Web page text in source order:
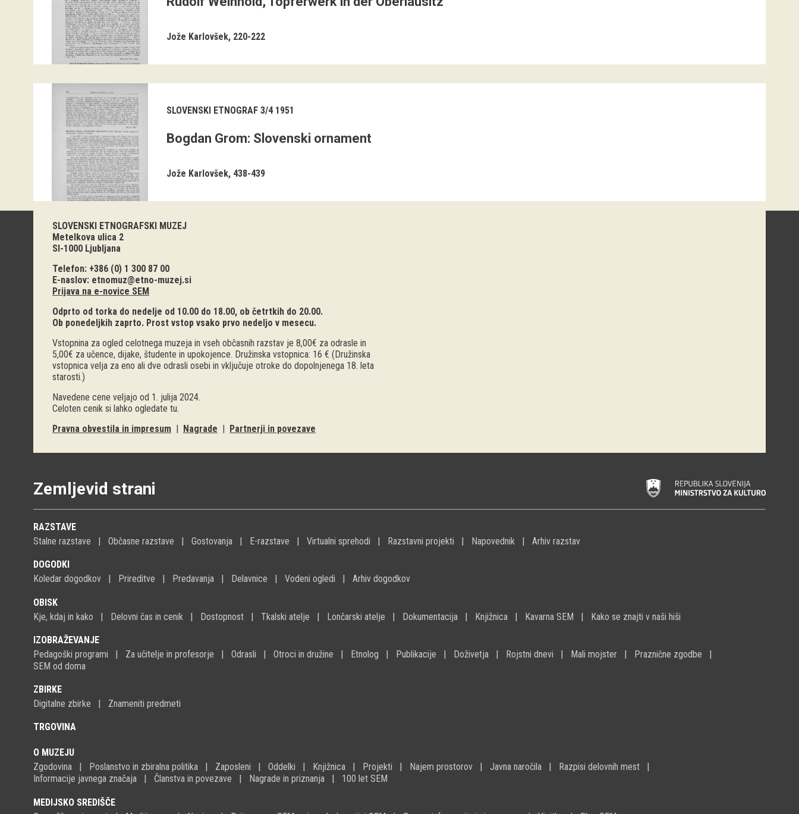
Jože Karlovšek 220-222
SLOVENSKI ETNOGRAF 3/4 1951
Bogdan Grom: Slovenski ornament
Jože Karlovšek 438-439
SLOVENSKI ETNOGRAFSKI MUZEJ
Metelkova ulica 2
SI-1000 Ljubljana
Telefon: +386 (0) 1 300 87 00
E-naslov: etnomuz@etno-muzej.si
Prijava na e-novice SEM
Odprto od torka do nedelje od 10.00 do 18.00, ob četrtkih do 20.00.
Ob ponedeljkih zaprto. Prost vstop vsako prvo nedeljo v mesecu.
Vstopnina za ogled celotnega muzeja in vseh občasnih razstav je 8,00€ za odrasle in
5,00€ za učence, dijake, študente in upokojence. Družinska vstopnica: 16 € (Družinska
vstopnica velja za eno ali dve odrasli osebi in vključuje otroke do dopolnjenega 18. leta
starosti.)
Navedene cene veljajo od 1. julija 2024.
Celoten cenik si lahko ogledate tu.
Pravna obvestila in impresum | Nagrade | Partnerji in povezave
Zemljevid strani
RAZSTAVE
Stalne razstave
Občasne razstave Gostovanja E-razstave Virtualni sprehodi Razstavni projekti Napovednik Arhiv razstav
DOGODKI
Koledar dogodkov
Prireditve Predavanja Delavnice Vodeni ogledi Arhiv dogodkov
OBISK
Kje, kdaj in kako
Delovni čas in cenik Dostopnost Tkalski atelje Lončarski atelje Dokumentacija Knjižnica Kavarna SEM Kako se znajti v naši hiši
IZOBRAŽEVANJE
Pedagoški programi
Za učitelje in profesorje Odrasli Otroci in družine Etnolog Publikacije Doživetja Rojstni dnevi Mali mojster
Praznične zgodbe
SEM od doma
ZBIRKE
Digitalne zbirke
Znameniti predmeti
TRGOVINA
O MUZEJU
Zgodovina
Poslanstvo in zbiralna politika Zaposleni Oddelki Knjižnica Projekti Najem prostorov Javna naročila
Razpisi delovnih mest
Informacije javnega značaja
Članstva in povezave Nagrade in priznanja 100 let SEM
MEDIJSKO SREDIŠČE